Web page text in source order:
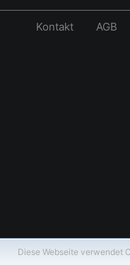
Diese Webseite verwendet
Kontakt AGB